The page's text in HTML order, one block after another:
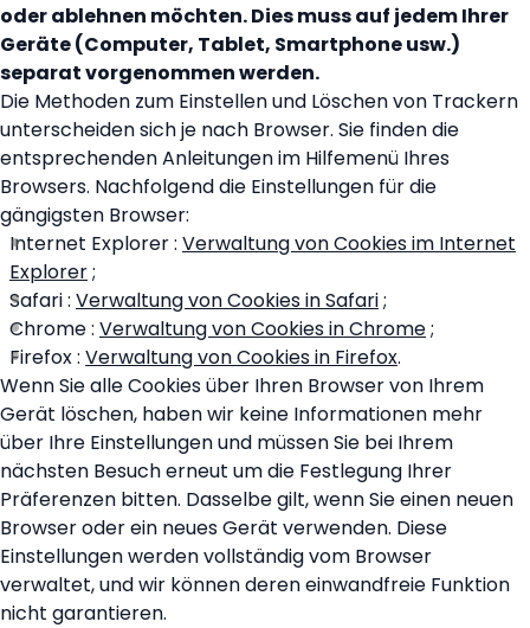
oder ablehnen möchten. Dies muss auf jedem Ihrer
Geräte (Computer, Tablet, Smartphone usw.)
separat vorgenommen werden.
Die Methoden zum Einstellen und Löschen von Trackern
unterscheiden sich je nach Browser. Sie finden die
entsprechenden Anleitungen im Hilfemenü Ihres
Browsers. Nachfolgend die Einstellungen für die
gängigsten Browser:
Internet Explorer : Verwaltung von Cookies im Internet
Explorer;
Safari : Verwaltung von Cookies in Safari;
Chrome : Verwaltung von Cookies in Chrome;
Firefox : Verwaltung von Cookies in Firefox.
Wenn Sie alle Cookies über Ihren Browser von Ihrem
Gerät löschen, haben wir keine Informationen mehr
über Ihre Einstellungen und müssen Sie bei Ihrem
nächsten Besuch erneut um die Festlegung Ihrer
Präferenzen bitten. Dasselbe gilt, wenn Sie einen neuen
Browser oder ein neues Gerät verwenden. Diese
Einstellungen werden vollständig vom Browser
verwaltet, und wir können deren einwandfreie Funktion
nicht garantieren.